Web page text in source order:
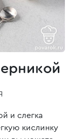
и слегка
кислинку